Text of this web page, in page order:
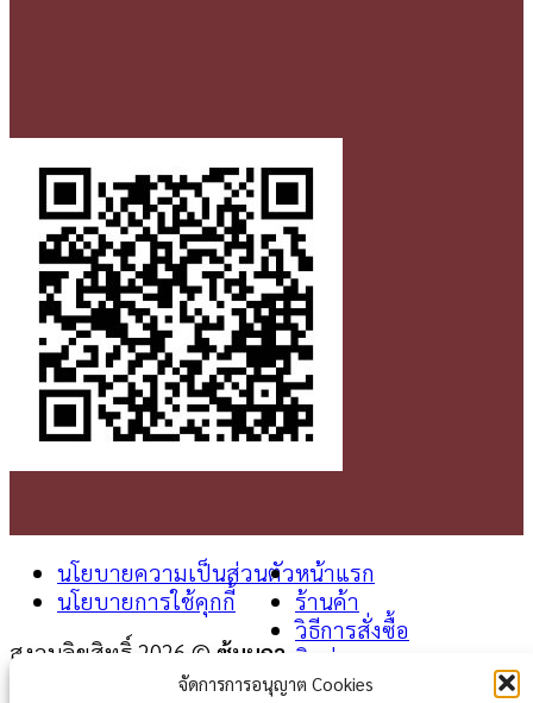
จัดการการอนุญาต Cookies
นโยบายความเป็นส่วนตัว
นโยบายการใช้คุกกี้
สงวนลิขสิทธิ์ 2026 © ซุ้มผกา
หน้าแรก
ร้านค้า
วิธีการสั่งซื้อ
ติดต่อเรา